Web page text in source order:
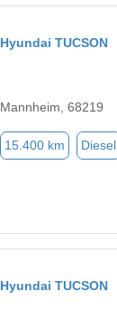
Hyundai TUCSON
Mannheim, 68219
15.400 km Diesel
Hyundai TUCSON